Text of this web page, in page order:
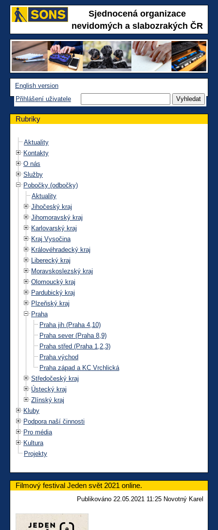
Sjednocená organizace
nevidomých a slabozrakých ČR
English version
Přihlášení uživatele
Rubriky
Aktuality
Kontakty
O nás
Služby
Pobočky (odbočky)
Aktuality
Jihočeský kraj
Jihomoravský kraj
Karlovarský kraj
Kraj Vysočina
Královéhradecký kraj
Liberecký kraj
Moravskoslezský kraj
Olomoucký kraj
Pardubický kraj
Plzeňský kraj
Praha
Praha jih (Praha 4,10)
Praha sever (Praha 8,9)
Praha střed (Praha 1,2,3)
Praha východ
Praha západ a KC Vrchlická
Středočeský kraj
Ústecký kraj
Zlínský kraj
Kluby
Podpora naší činnosti
Pro média
Kultura
Projekty
Filmový festival Jeden svět 2021 online.
Publikováno 22.05.2021 11:25 Novotný Karel